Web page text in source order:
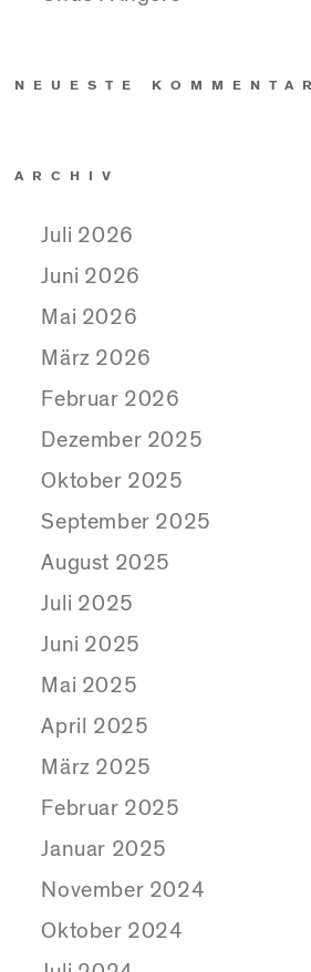
NEUESTE
ARCHIV
Juli 2026
Juni 2026
Mai 2026
März 2026
Februar 2026
Dezember 2025
Oktober 2025
September 2025
August 2025
Juli 2025
Juni 2025
Mai 2025
April 2025
März 2025
Februar 2025
Januar 2025
November 2024
Oktober 2024